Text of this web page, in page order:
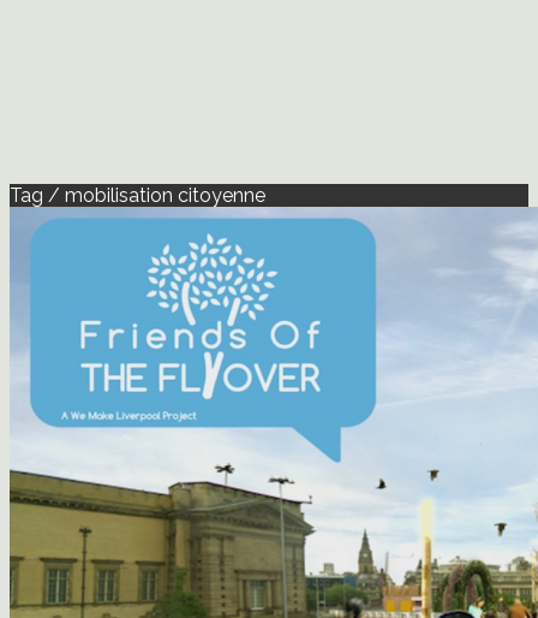
Tag / mobilisation citoyenne